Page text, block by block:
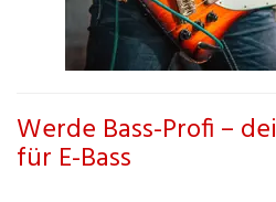
Werde Bass-Profi –
für E-Bass